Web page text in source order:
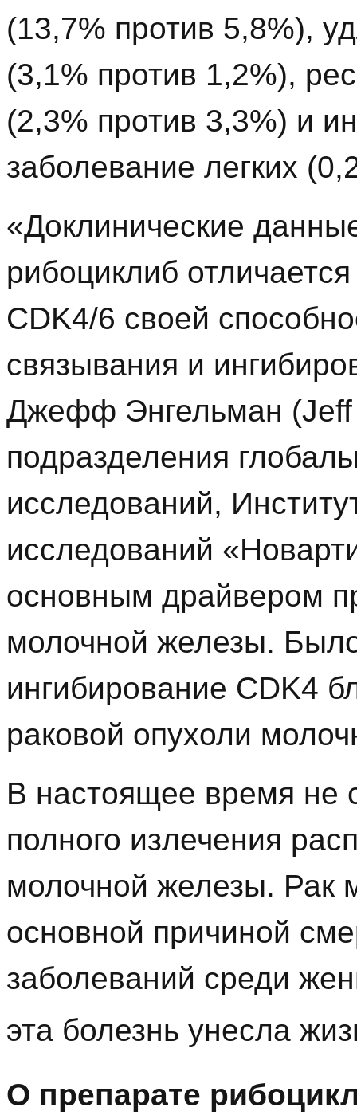
(13,7% против 5,8%),
(3,1% против 1,2%),
(2,3% против 3,3%) и
заболевание легких
«Доклинические
рибоциклиб
CDK4/6 своей
связывания и
Джефф Энгельман (Jeff
подразделения
исследований,
исследований
основным драйвером
молочной железы.
ингибирование CDK4
раковой опухоли
В настоящее время не
полного излечения
молочной железы. Рак
основной причиной
заболеваний среди
эта болезнь унесла
О препарате